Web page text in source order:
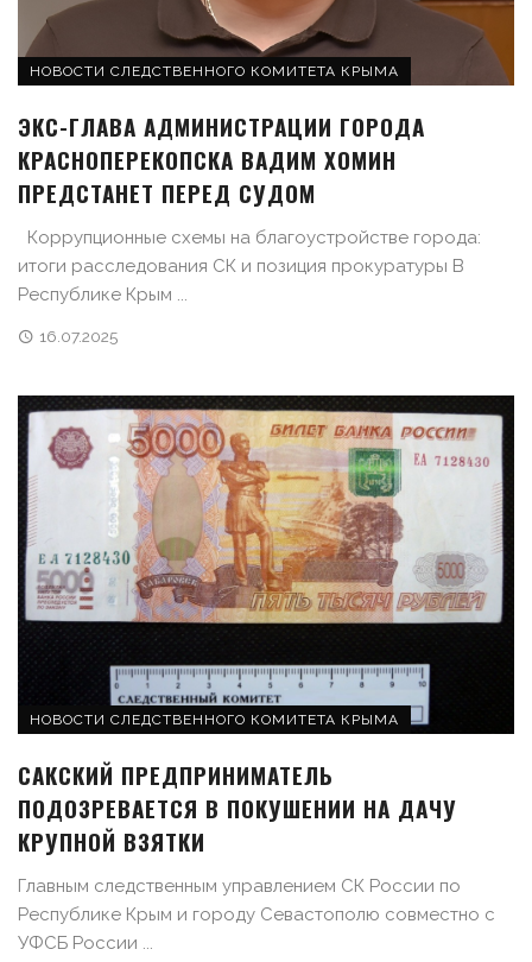
НОВОСТИ СЛЕДСТВЕННОГО КОМИТЕТА КРЫМА
ЭКС-ГЛАВА АДМИНИСТРАЦИИ ГОРОДА
КРАСНОПЕРЕКОПСКА ВАДИМ ХОМИН
ПРЕДСТАНЕТ ПЕРЕД СУДОМ
Коррупционные схемы на благоустройстве города:
итоги расследования СК и позиция прокуратуры В
Республике Крым ...
16.07.2025
НОВОСТИ СЛЕДСТВЕННОГО КОМИТЕТА КРЫМА
САКСКИЙ ПРЕДПРИНИМАТЕЛЬ
ПОДОЗРЕВАЕТСЯ В ПОКУШЕНИИ НА ДАЧУ
КРУПНОЙ ВЗЯТКИ
Главным следственным управлением СК России по
Республике Крым и городу Севастополю совместно с
УФСБ России ...